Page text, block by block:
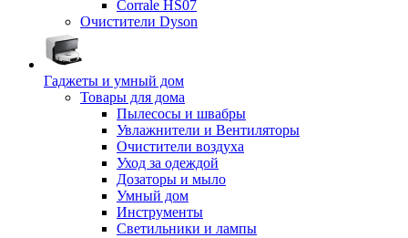
Corrale HS07
Очистители Dyson
Гаджеты и умный дом
Товары для дома
Пылесосы и швабры
Увлажнители и Вентиляторы
Очистители воздуха
Уход за одеждой
Дозаторы и мыло
Умный дом
Инструменты
Светильники и лампы